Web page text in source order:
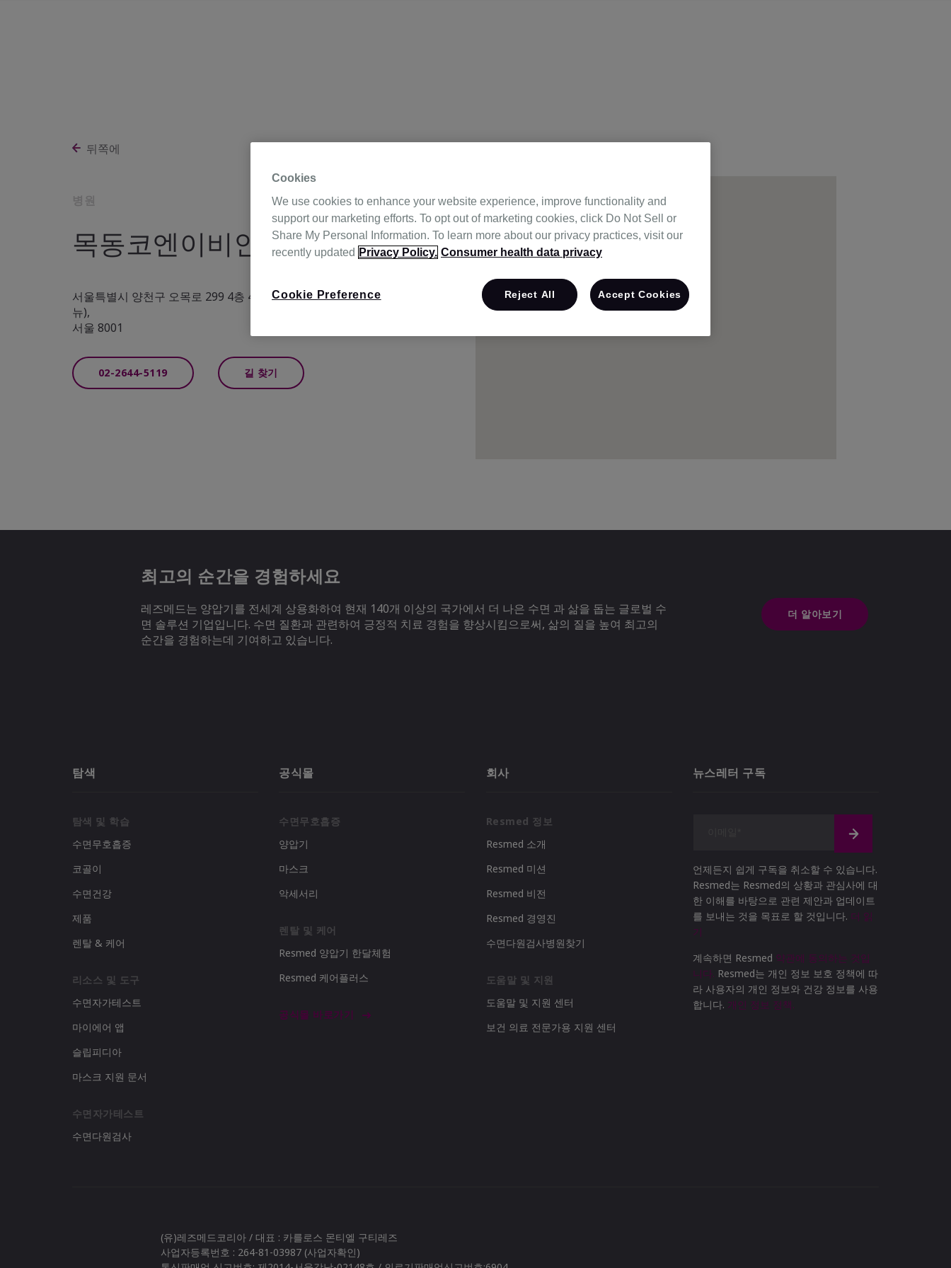
뒤쪽에
병원
목동코엔이비인후과의원
서울특별시 양천구 오목로 299 4층 404호 (목동, 트라팰리스웨스턴에비
뉴),
서울 8001
02-2644-5119 길 찾기
최고의 순간을 경험하세요
레즈메드는 양압기를 전세계 상용화하여 현재 140개 이상의 국가에서 더 나은 수면 과 삶을 돕는 글로벌 수
면 솔루션 기업입니다. 수면 질환과 관련하여 긍정적 치료 경험을 향상시킴으로써, 삶의 질을 높여 최고의
순간을 경험하는데 기여하고 있습니다.
더 알아보기
탐색
탐색 및 학습
수면무호흡증
코골이
수면건강
제품
렌탈 & 케어
리소스 및 도구
수면자가테스트
마이에어 앱
슬립피디아
마스크 지원 문서
수면자가테스트
수면다원검사
공식몰
수면무호흡증
양압기
마스크
악세서리
렌탈 및 케어
Resmed 양압기 한달체험
Resmed 케어플러스
공식몰 바로가기
회사
Resmed 정보
Resmed 소개
Resmed 미션
Resmed 비전
Resmed 경영진
수면다원검사병원찾기
도움말 및 지원
도움말 및 지원 센터
보건 의료 전문가용 지원 센터
뉴스레터 구독
언제든지 쉽게 구독을 취소할 수 있습니다.
Resmed는 Resmed의 상황과 관심사에 대
한 이해를 바탕으로 관련 제안과 업데이트
를 보내는 것을 목표로 할 것입니다. 더 읽
기
계속하면 Resmed 약관에 동의하는 것입
니다. Resmed는 개인 정보 보호 정책에 따
라 사용자의 개인 정보와 건강 정보를 사용
합니다. 개인 정보 정책.
(유)레즈메드코리아 / 대표 : 카를로스 몬티엘 구티레즈
사업자등록번호 : 264-81-03987 (사업자확인)
Cookies
We use cookies to enhance your website experience, improve functionality and
support our marketing efforts. To opt out of marketing cookies, click Do Not Sell or
Share My Personal Information. To learn more about our privacy practices, visit our
recently updated Privacy Policy. Consumer health data privacy
Cookie Preference Reject All Accept Cookies